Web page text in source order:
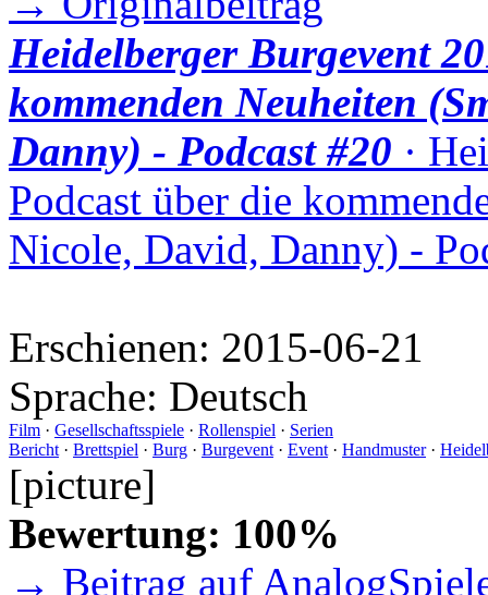
Heidelberger Burgevent
kommenden Neuheiten
Danny) - Podcast #20 ·
Podcast über die
Nicole, David, Danny) -
Erschienen: 2015-06-21
Sprache: Deutsch
Film · Gesellschaftsspiele · Rollenspiel · Serien
Bericht · Brettspiel · Burg · Burgevent · Event · Handmuster·
[picture]
Bewertung: 100%
→ Beitrag auf